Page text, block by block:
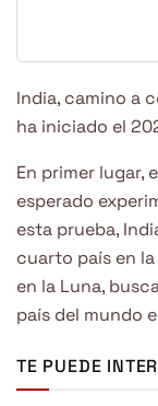
India, camino a
ha iniciado el
En primer lugar,
esperado
esta prueba,
cuarto país en
en la Luna,
país del mundo
TE PUEDE